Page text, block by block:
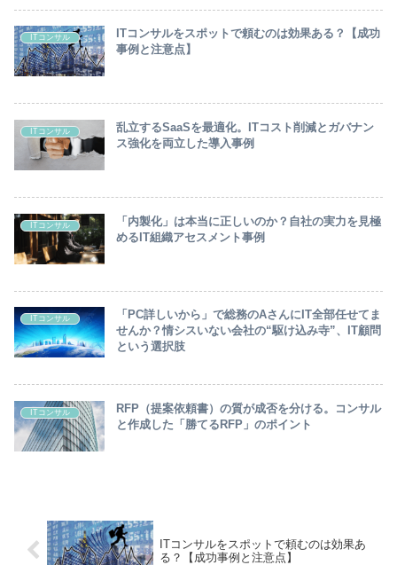
ITコンサル
ITコンサルをスポットで頼むのは効果ある？【成功
事例と注意点】
ITコンサル
乱立するSaaSを最適化。ITコスト削減とガバナン
ス強化を両立した導入事例
ITコンサル
「内製化」は本当に正しいのか？自社の実力を見極
めるIT組織アセスメント事例
ITコンサル
「PC詳しいから」で総務のAさんにIT全部任せてま
せんか？情シスいない会社の“駆け込み寺”、IT顧問
という選択肢
ITコンサル
RFP（提案依頼書）の質が成否を分ける。コンサル
と作成した「勝てるRFP」のポイント
ITコンサルをスポットで頼むのは効果あ
る？【成功事例と注意点】